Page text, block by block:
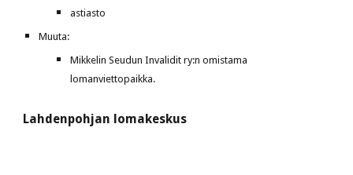
astiasto
Muuta:
Mikkelin Seudun Invalidit ry:n omistama
lomanviettopaikka.
Lahdenpohjan lomakeskus